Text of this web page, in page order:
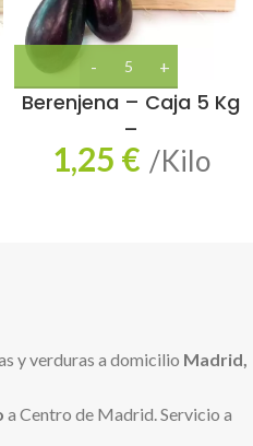
Berenjena – Caja 5 Kg
–
1,25 € /Kilo
y verduras a domicilio Madrid,
a Centro de Madrid. Servicio a